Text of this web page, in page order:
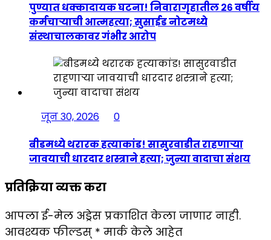
पुण्यात धक्कादायक घटना! निवारागृहातील २६ वर्षीय
कर्मचाऱ्याची आत्महत्या; सुसाईड नोटमध्ये
संस्थाचालकावर गंभीर आरोप
जून 30, 2026
0
बीडमध्ये थरारक हत्याकांड! सासुरवाडीत राहणाऱ्या
जावयाची धारदार शस्त्राने हत्या; जुन्या वादाचा संशय
प्रतिक्रिया व्यक्त करा
आपला ई-मेल अड्रेस प्रकाशित केला जाणार नाही.
आवश्यक फील्डस् * मार्क केले आहेत